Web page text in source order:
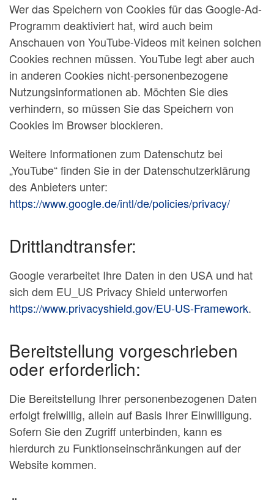
Wer das Speichern von Cookies für das Google-Ad-
Programm deaktiviert hat, wird auch beim
Anschauen von YouTube-Videos mit keinen solchen
Cookies rechnen müssen. YouTube legt aber auch
in anderen Cookies nicht-personenbezogene
Nutzungsinformationen ab. Möchten Sie dies
verhindern, so müssen Sie das Speichern von
Cookies im Browser blockieren.
Weitere Informationen zum Datenschutz bei
„YouTube“ finden Sie in der Datenschutzerklärung
des Anbieters unter:
https://www.google.de/intl/de/policies/privacy/
Drittlandtransfer:
Google verarbeitet Ihre Daten in den USA und hat
sich dem EU_US Privacy Shield unterworfen
https://www.privacyshield.gov/EU-US-Framework.
Bereitstellung vorgeschrieben
oder erforderlich:
Die Bereitstellung Ihrer personenbezogenen Daten
erfolgt freiwillig, allein auf Basis Ihrer Einwilligung.
Sofern Sie den Zugriff unterbinden, kann es
hierdurch zu Funktionseinschränkungen auf der
Website kommen.